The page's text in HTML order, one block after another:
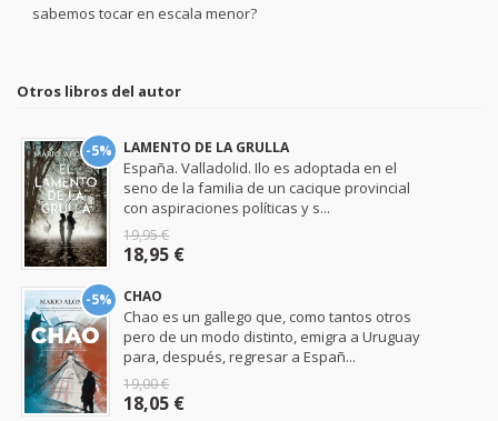
sabemos tocar en escala menor?
Otros libros del autor
-5% LAMENTO DE LA GRULLA
España. Valladolid. Ilo es adoptada en el
seno de la familia de un cacique provincial
con aspiraciones políticas y s...
19,95 €
18,95 €
-5% CHAO
Chao es un gallego que, como tantos otros
pero de un modo distinto, emigra a Uruguay
para, después, regresar a Españ...
19,00 €
18,05 €